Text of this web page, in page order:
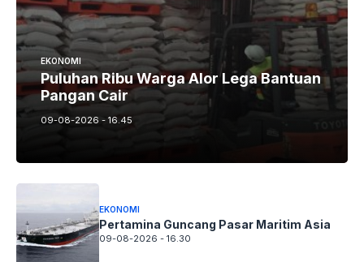
EKONOMI
Puluhan Ribu Warga Alor Lega Bantuan
Pangan Cair
09-08-2026 - 16.45
EKONOMI
Pertamina Guncang Pasar Maritim Asia
09-08-2026 - 16.30